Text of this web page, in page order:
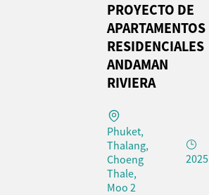
PROYECTO DE
APARTAMENTOS
RESIDENCIALES
ANDAMAN
RIVIERA
Phuket,
Thalang,
Choeng
Thale,
Moo 2
2025